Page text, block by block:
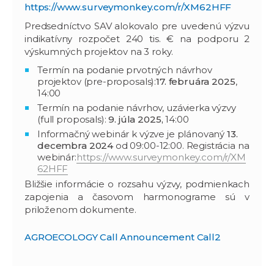
https://www.surveymonkey.com/r/XM62HFF
Predsedníctvo SAV alokovalo pre uvedenú výzvu
indikatívny rozpočet 240 tis. € na podporu 2
výskumných projektov na 3 roky.
Termín na podanie prvotných návrhov
projektov (pre-proposals):17. februára 2025,
14:00
Termín na podanie návrhov, uzávierka výzvy
(full proposals):9. júla 2025, 14:00
Informačný webinár k výzve je plánovaný 13.
decembra 2024od 09:00-12:00. Registrácia na
webinár:https://www.surveymonkey.com/r/XM
62HFF
Bližšie informácie o rozsahu výzvy, podmienkach
zapojenia a časovom harmonograme sú v
priloženom dokumente.
AGROECOLOGY Call Announcement Call2